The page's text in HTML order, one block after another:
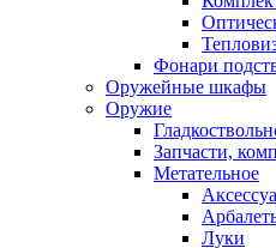
Фонари
Оружейные шкафы
Оружие
Запчасти,
Метательное
Луки